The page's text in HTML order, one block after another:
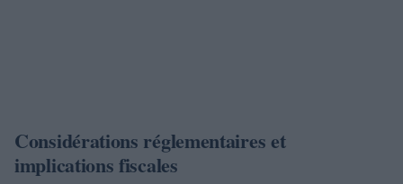
Considérations réglementaires et
implications fiscales